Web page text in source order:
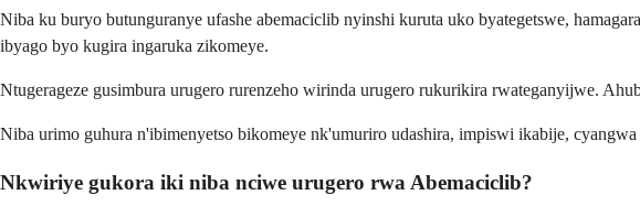
Niba ku buryo butunguranye ufashe abemaciclib nyinshi kuruta uko byategetswe,
ibyago byo kugira ingaruka zikomeye.
Ntugerageze gusimbura urugero rurenzeho wirinda urugero rukurikira rwateganyijwe.
Niba urimo guhura n'ibimenyetso bikomeye nk'umuriro udashira, impiswi ikabije,
Nkwiriye gukora iki niba nciwe urugero rwa Abemaciclib?